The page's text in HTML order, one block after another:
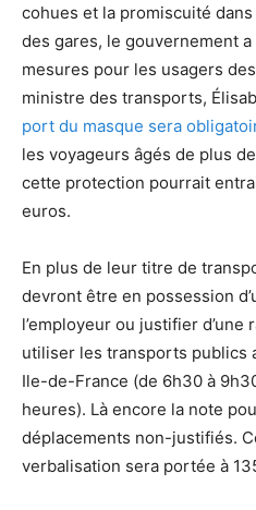
cohues et la promiscuité
des gares, le gouvernement
mesures pour les usagers
ministre des transports,
port du masque sera
les voyageurs âgés de plus
cette protection pourrait
euros.
En plus de leur titre de
devront être en possession
l’employeur ou justifier
utiliser les transports publics
Ile-de-France (de 6h30 à
heures). Là encore la note
déplacements non-justifiés.
verbalisation sera portée à